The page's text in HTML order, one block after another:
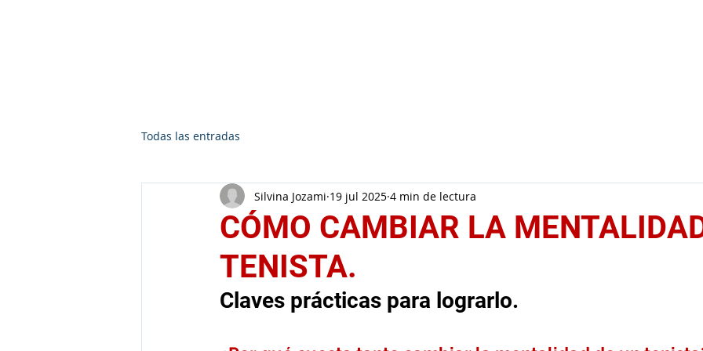
Todas las entradas
CÓMO CAMBIAR LA
TENISTA.
Silvina Jozami 19 jul 2025 4 min de lectura
Claves prácticas para lograrlo.